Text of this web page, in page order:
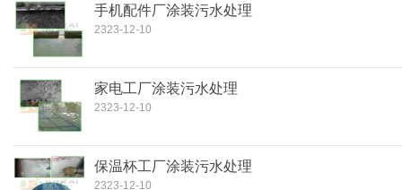
手机配件厂涂装污水处理
2323-12-10
家电工厂涂装污水处理
2323-12-10
保温杯工厂涂装污水处理
2323-12-10